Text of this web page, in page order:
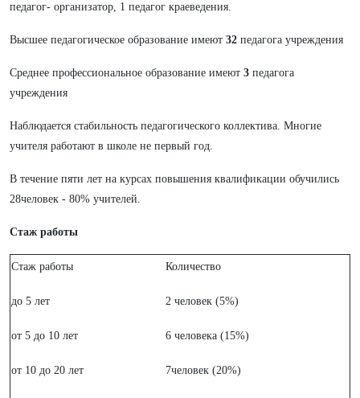
педагог- организатор, 1 педагог краеведения.
Высшее педагогическое образование имеют 32 педагога учреждения
Среднее профессиональное образование имеют 3 педагога
учреждения
Наблюдается стабильность педагогического коллектива. Многие
учителя работают в школе не первый год.
В течение пяти лет на курсах повышения квалификации обучились
28человек - 80% учителей.
Стаж работы
Стаж работы Количество
до 5 лет 2 человек (5%)
от 5 до 10 лет 6 человека (15%)
от 10 до 20 лет 7человек (20%)